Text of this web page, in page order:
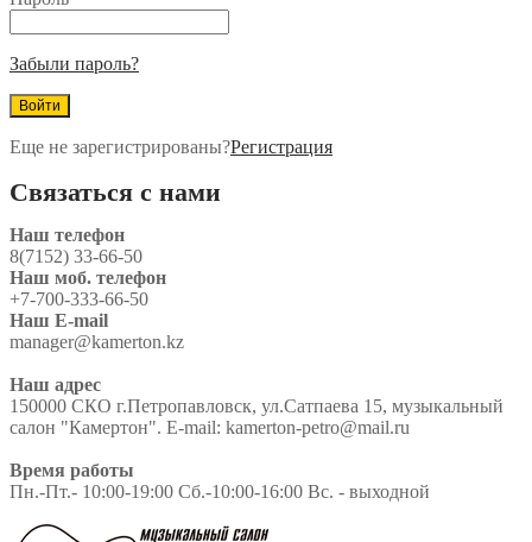
Забыли пароль?
Еще не зарегистрированы?Регистрация
Связаться с нами
Наш телефон
8(7152) 33-66-50
Наш моб. телефон
+7-700-333-66-50
Наш E-mail
manager@kamerton.kz
Наш адрес
150000 СКО г.Петропавловск, ул.Сатпаева 15, музыкальный
салон "Камертон". E-mail: kamerton-petro@mail.ru
Время работы
Пн.-Пт.- 10:00-19:00 Сб.-10:00-16:00 Вс. - выходной